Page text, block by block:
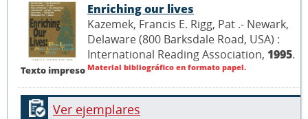
Texto impreso
Enriching our lives
Kazemek, Francis E. Rigg, Pat .- Newark,
Delaware (800 Barksdale Road, USA) :
International Reading Association, 1995.
Material bibliográfico en formato papel.
Ver ejemplares